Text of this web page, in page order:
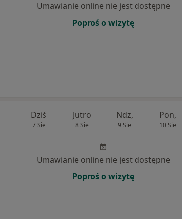
Umawianie online nie jest dostępne
Poproś o wizytę
Dziś
7 Sie
Jutro
8 Sie
Ndz,
9 Sie
Pon,
10 Sie
Umawianie online nie jest dostępne
Poproś o wizytę